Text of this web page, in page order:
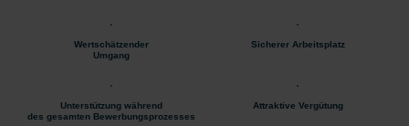
Wertschätzender
Umgang
Sicherer Arbeitsplatz
Unterstützung während
des gesamten Bewerbungsprozesses
Attraktive Vergütung